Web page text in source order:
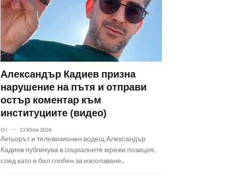
Александър Кадиев призна
нарушение на пътя и отправи
остър коментар към
институциите (видео)
От 13 Юли 2026
Актьорът и телевизионен водещ Александър
Кадиев публикува в социалните мрежи позиция,
след като е бил глобен за използване..